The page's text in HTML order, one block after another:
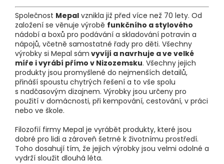
Společnost Mepal vznikla již před více než 70 lety. Od
založení se věnuje výrobě funkčního a stylového
nádobí a boxů pro podávání a skladování potravin a
nápojů, včetně samostatné řady pro děti. Všechny
výrobky si Mepal sám vyvíjí a navrhuje a ve velké
míře i vyrábí přímo v Nizozemsku. Všechny jejich
produkty jsou promyšlené do nejmenších detailů,
přináší spoustu chytrých řešení a to vše spolu
s nadčasovým dizajnem. Výrobky jsou určeny pro
použití v domácnosti, při kempování, cestování, v práci
nebo ve škole.
Filozofií firmy Mepal je vyrábět produkty, které jsou
dobré pro lidi a zároveň šetrné k životnímu prostředí.
Toho dosahují tím, že jejich výrobky jsou velmi odolné a
vydrží sloužit dlouhá léta.